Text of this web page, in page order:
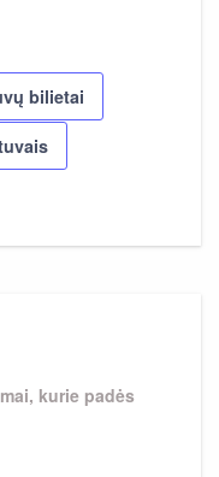
bilietai
kurie padės